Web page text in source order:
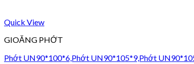
Quick View
GIOĂNG PHỚT
Phớt UN90*100*6,Phớt UN90*105*9,Phớt